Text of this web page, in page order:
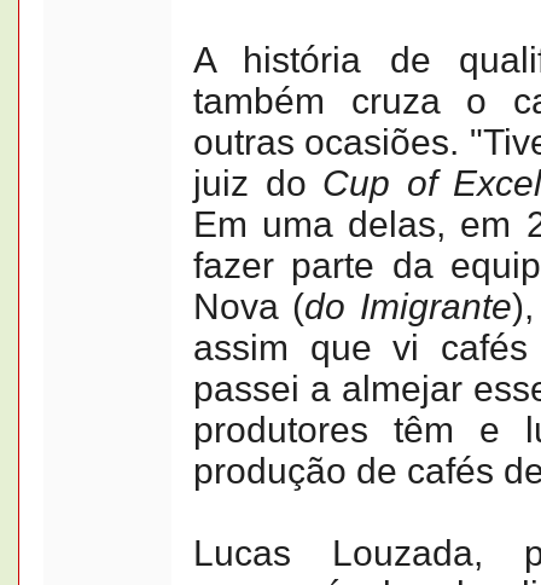
A história de
também cruza o
outras ocasiões.
juiz do Cup of
Em uma delas, em
fazer parte da
Nova (do Imigrante
assim que vi
passei a almejar
produtores têm e
produção de cafés
Lucas Louzada,